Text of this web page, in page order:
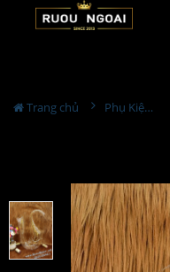
Trang chủ Phụ Kiện Rượu